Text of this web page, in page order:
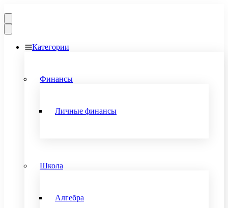
Категории
Финансы
Личные финансы
Школа
Алгебра